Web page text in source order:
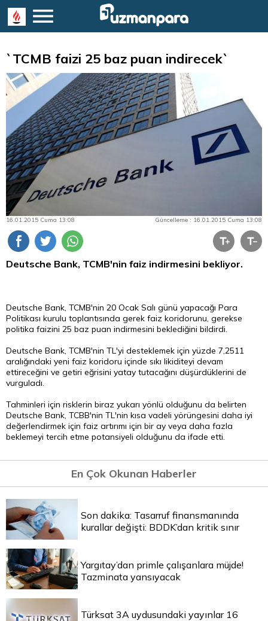
`TCMB faizi 25 baz puan indirecek`
16.01.2015 Cuma 13:08 Güncelleme : 16.01.2015 Cuma 13:08
Deutsche Bank, TCMB'nin faiz indirmesini bekliyor.
Deutsche Bank, TCMB'nin 20 Ocak Salı günü yapacağı Para
Politikası kurulu toplantısında gerek faiz koridorunu, gerekse
politika faizini 25 baz puan indirmesini beklediğini bildirdi.
Deutsche Bank, TCMB'nin TL'yi desteklemek için yüzde 7,25­11
aralığındaki yeni faiz koridoru içinde sıkı likiditeyi devam
ettireceğini ve getiri eğrisini yatay tutacağını düşürdüklerini de
vurguladı.
Tahminleri için risklerin biraz yukarı yönlü olduğunu da belirten
Deutsche Bank, TCBB'nin TL'nin kısa vadeli yörüngesini daha iyi
değerlendirmek için faiz artırımı için bir ay veya daha fazla
beklemeyi tercih etme potansiyeli olduğunu da ifade etti.
En Çok Okunan Haberler
Son dakika: Tasarruf finansmanında
kurallar değişti: BDDK’dan kritik sınır
Yargıtay’dan primle çalışanlara müjde!
Tazminata yansıyacak
Türksat 3A uydusundaki yayınlar 16